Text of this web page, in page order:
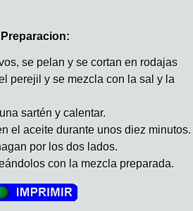
Preparacion:
se pelan y se cortan en rodajas
perejil y se mezcla con la sal y la
sartén y calentar.
el aceite durante unos diez minutos.
por los dos lados.
con la mezcla preparada.